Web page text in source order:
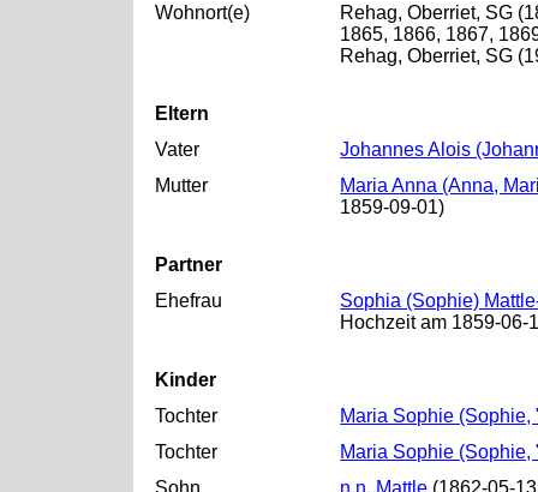
Wohnort(e)
Rehag, Oberriet, SG
1865, 1866, 1867,
Rehag, Oberriet, SG
Eltern
Vater
Johannes Alois
Mutter
Maria Anna (Anna,
1859-09-01)
Partner
Ehefrau
Sophia (Sophie)
Hochzeit am 1859-06-
Kinder
Tochter
Maria Sophie
Tochter
Maria Sophie
Sohn
n.n. Mattle (1862-05-